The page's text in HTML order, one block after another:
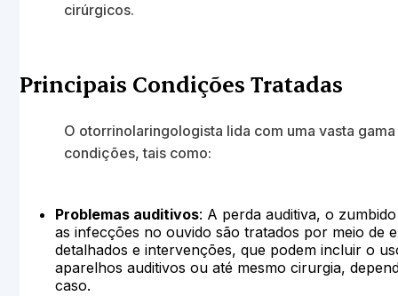
cirúrgicos.
Principais Condições Tratadas
O otorrinolaringologista lida com uma vasta
condições, tais como:
Problemas auditivos: A perda auditiva, o
as infecções no ouvido são tratados por meio de
detalhados e intervenções, que podem incluir o
aparelhos auditivos ou até mesmo cirurgia,
caso.